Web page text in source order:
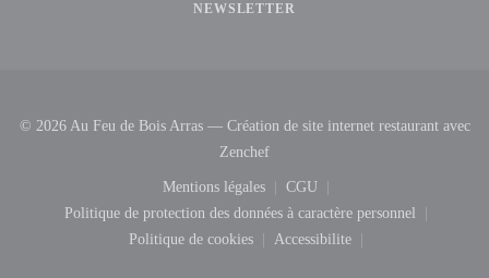
NEWSLETTER
© 2026 Au Feu de Bois Arras — Création de site internet restaurant avec
Zenchef((ouvre une nouvelle fenêtre))
Mentions légales((ouvre une nouvelle fenêtre))
CGU((ouvre une nouvelle
Politique de protection des données à caractère personnel((ouvre
Politique de cookies((ouvre une nouvelle fenêtre))
Accessibilite((ouvre une nouvelle